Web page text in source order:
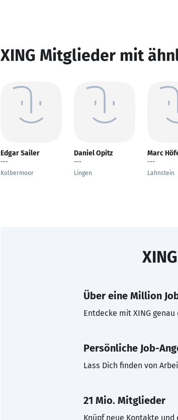
XING Mitglieder mit
Edgar Sailer
---
Kolbermoor
Daniel Opitz
---
Lingen
Marc
---
Lahnstein
Über eine Million
Entdecke mit XING
Persönliche Job-
Lass Dich finden von
21 Mio. Mitglieder
Knüpf neue Kontakte